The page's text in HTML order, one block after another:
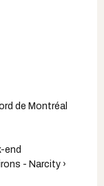
de Montréal
end
- Narcity ›